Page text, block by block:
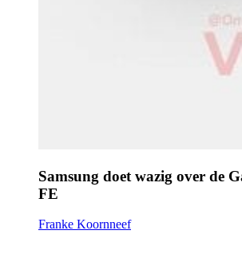
Samsung doet wazig over de
FE
Franke Koornneef